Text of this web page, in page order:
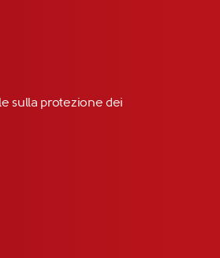
sulla protezione dei